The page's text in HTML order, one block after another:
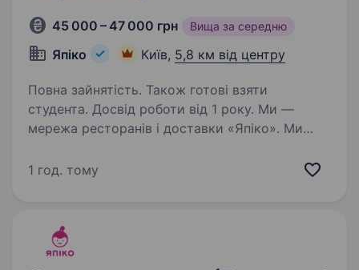
45 000 – 47 000 грн Вища за середню
Япіко Київ, 5,8 км від центру
Повна зайнятість. Також готові взяти
студента. Досвід роботи від 1 року. Ми —
мережа ресторанів і доставки «Япіко». Ми
можна лише у справі, яку ти любиш. Тож щоб
1 год. тому